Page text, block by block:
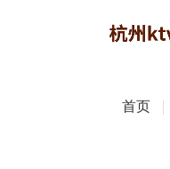
首页